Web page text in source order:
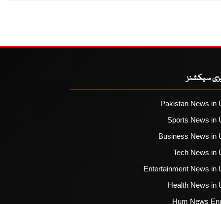
سیکشنز
Pakistan News in
Sports News in
Business News in
Tech News in
Entertainment News in
Health News in
Hum News